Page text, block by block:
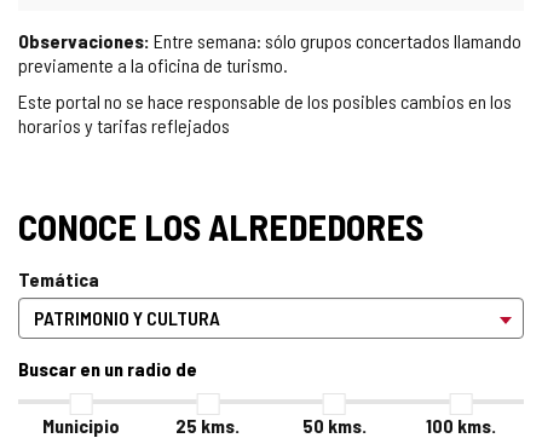
Observaciones: Entre semana: sólo grupos concertados llamando
previamente a la oficina de turismo.
Este portal no se hace responsable de los posibles cambios en los
horarios y tarifas reflejados
CONOCE LOS ALREDEDORES
Temática
Buscar en un radio de
Municipio 25 kms. 50 kms. 100 kms.